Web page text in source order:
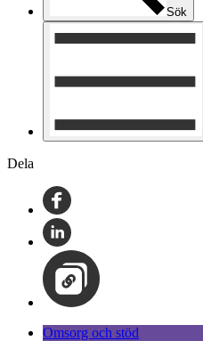
Sök
Dela
Omsorg och stöd